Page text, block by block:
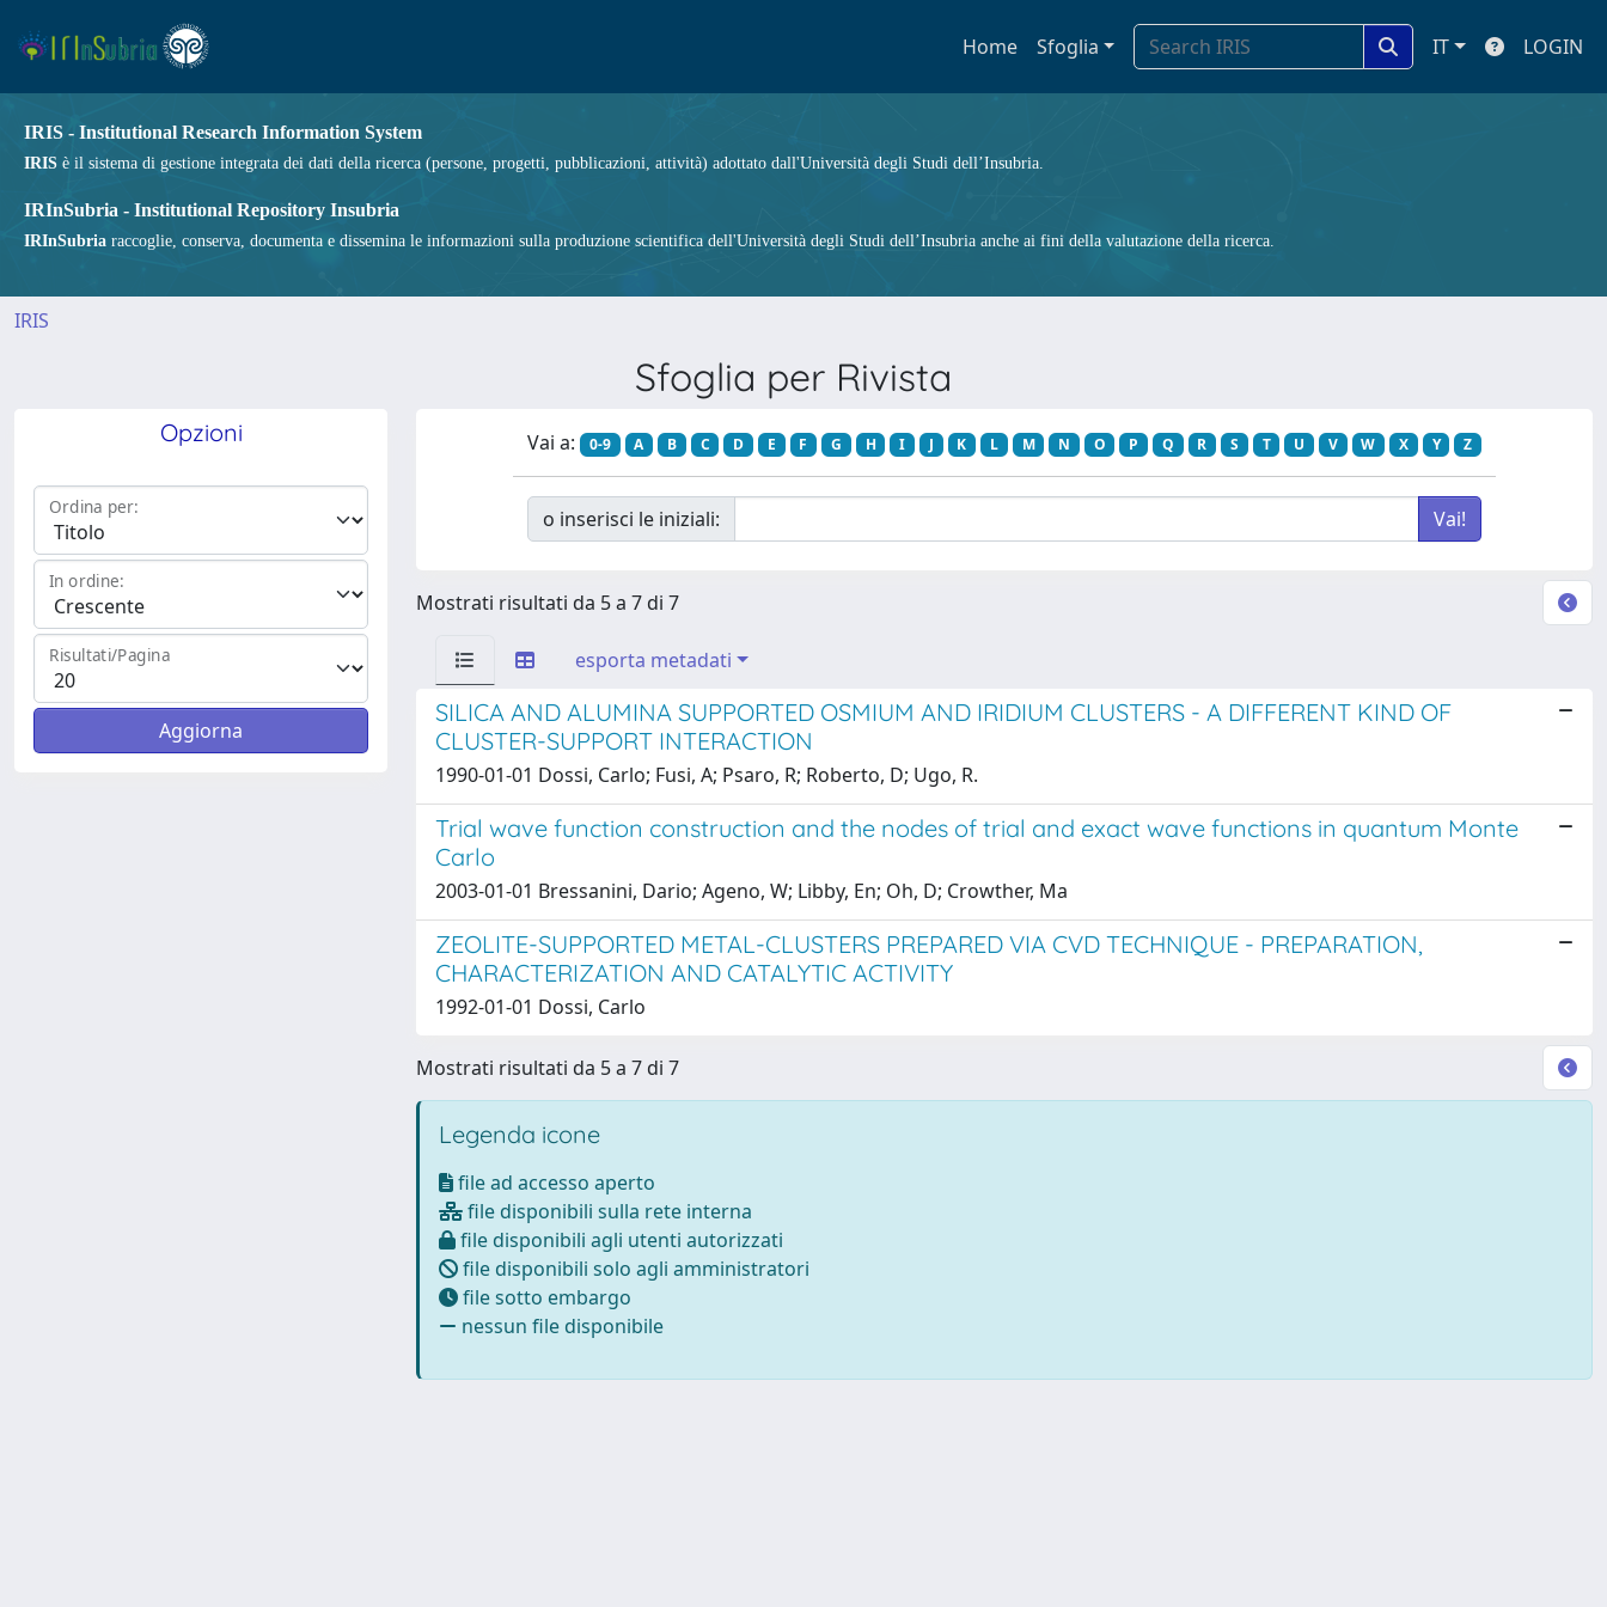
Home Sfoglia IT LOGIN
IRIS - Institutional Research Information System
IRIS è il sistema di gestione integrata dei dati della ricerca (persone, progetti, pubblicazioni, attività) adottato dall'Università degli Studi dell’Insubria.
IRInSubria - Institutional Repository Insubria
IRInSubria raccoglie, conserva, documenta e dissemina le informazioni sulla produzione scientifica dell'Università degli Studi dell’Insubria anche ai fini della valutazione della ricerca.
IRIS
Sfoglia per Rivista
Opzioni
Ordina per:
In ordine:
Risultati/Pagina
Vai a: 0-9 A B C D E F G H I J K L M N O P Q R S T U V W X Y Z
o inserisci le iniziali:
Mostrati risultati da 5 a 7 di 7
esporta metadati
SILICA AND ALUMINA SUPPORTED OSMIUM AND IRIDIUM CLUSTERS - A DIFFERENT KIND OF
CLUSTER-SUPPORT INTERACTION
1990-01-01 Dossi, Carlo; Fusi, A; Psaro, R; Roberto, D; Ugo, R.
Trial wave function construction and the nodes of trial and exact wave functions in quantum Monte
Carlo
2003-01-01 Bressanini, Dario; Ageno, W; Libby, En; Oh, D; Crowther, Ma
ZEOLITE-SUPPORTED METAL-CLUSTERS PREPARED VIA CVD TECHNIQUE - PREPARATION,
CHARACTERIZATION AND CATALYTIC ACTIVITY
1992-01-01 Dossi, Carlo
Mostrati risultati da 5 a 7 di 7
Legenda icone
file ad accesso aperto
file disponibili sulla rete interna
file disponibili agli utenti autorizzati
file disponibili solo agli amministratori
file sotto embargo
nessun file disponibile